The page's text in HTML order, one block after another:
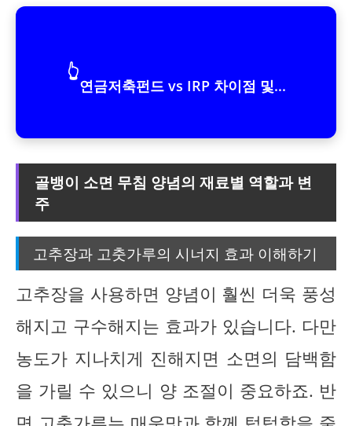
👆
연금저축펀드 vs IRP 차이점 및...
골뱅이 소면 무침 양념의 재료별 역할과 변
주
고추장과 고춧가루의 시너지 효과 이해하기
고추장을 사용하면 양념이 훨씬 더욱 풍성
해지고 구수해지는 효과가 있습니다. 다만
농도가 지나치게 진해지면 소면의 담백함
을 가릴 수 있으니 양 조절이 중요하죠. 반